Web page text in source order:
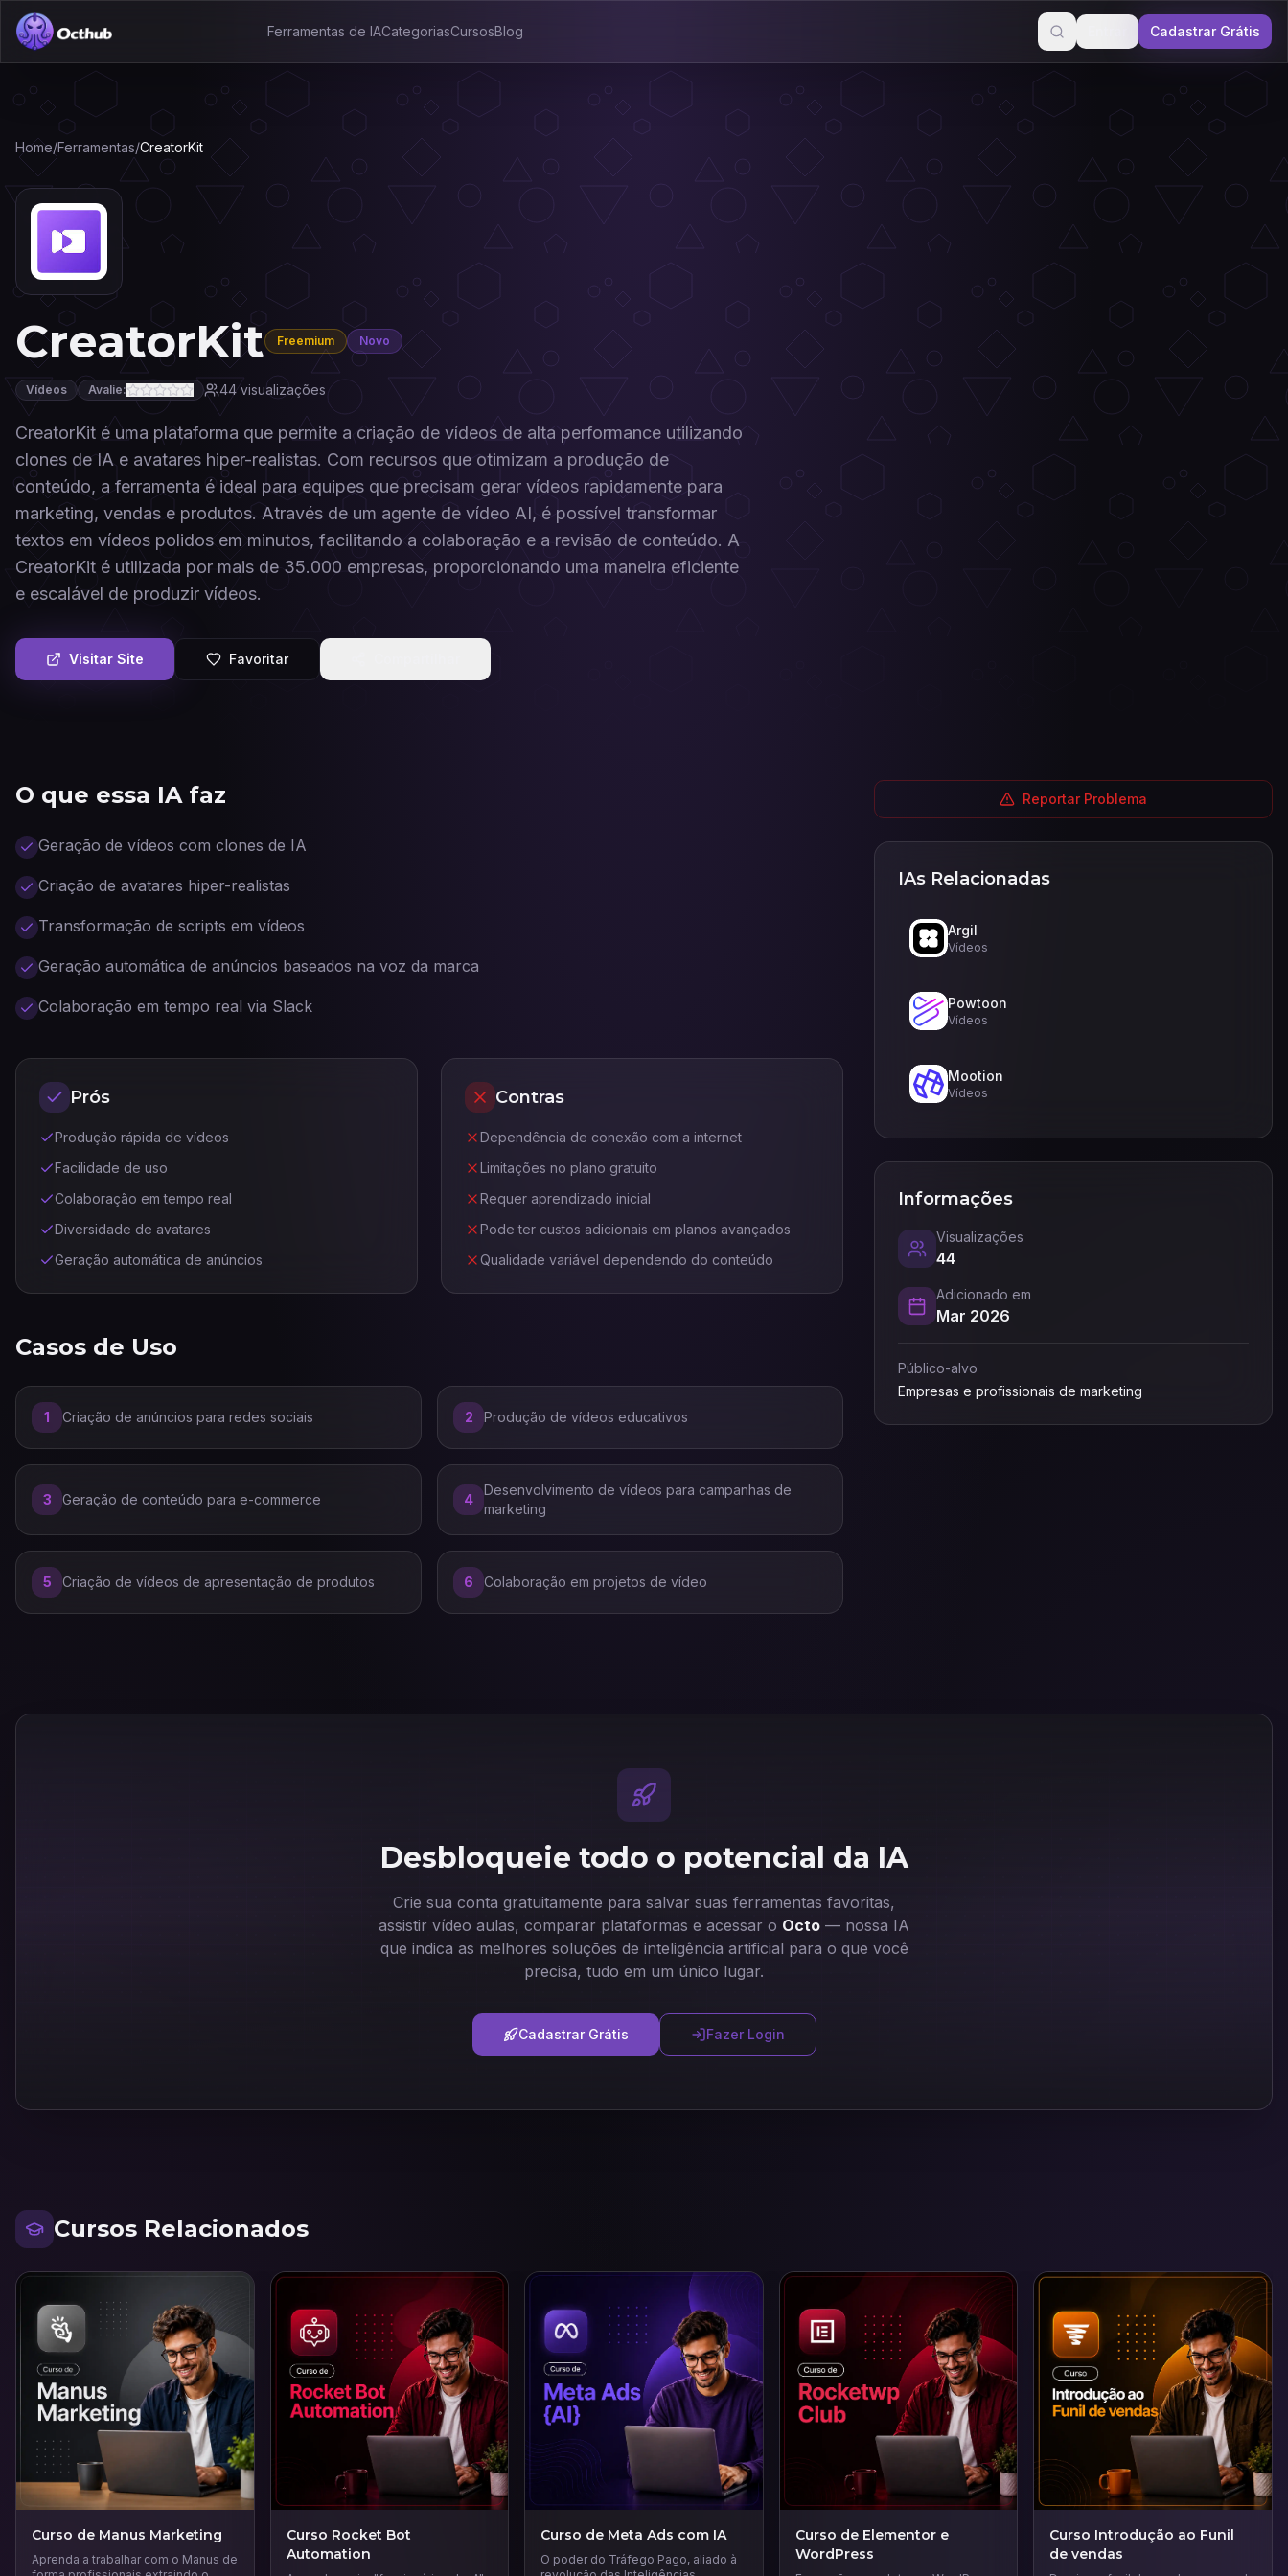
Ferramentas de IACategoriasCursosBlog Cadastrar Grátis
Home/Ferramentas/CreatorKit
CreatorKit Freemium Novo
Vídeos Avalie: 44visualizações
CreatorKit é uma plataforma que permite a criação de vídeos de alta performance utilizando
clones de IA e avatares hiper-realistas. Com recursos que otimizam a produção de
conteúdo, a ferramenta é ideal para equipes que precisam gerar vídeos rapidamente para
marketing, vendas e produtos. Através de um agente de vídeo AI, é possível transformar
textos em vídeos polidos em minutos, facilitando a colaboração e a revisão de conteúdo. A
CreatorKit é utilizada por mais de 35.000 empresas, proporcionando uma maneira eficiente
e escalável de produzir vídeos.
Visitar Site Favoritar
O que essa IA faz
Geração de vídeos com clones de IA
Criação de avatares hiper-realistas
Transformação de scripts em vídeos
Geração automática de anúncios baseados na voz da marca
Colaboração em tempo real via Slack
Prós
Produção rápida de vídeos
Facilidade de uso
Colaboração em tempo real
Diversidade de avatares
Geração automática de anúncios
Contras
Dependência de conexão com a internet
Limitações no plano gratuito
Requer aprendizado inicial
Pode ter custos adicionais em planos avançados
Qualidade variável dependendo do conteúdo
Casos de Uso
1 Criação de anúncios para redes sociais 2 Produção de vídeos educativos
3 Geração de conteúdo para e-commerce 4
Desenvolvimento de vídeos para campanhas de
marketing
5 Criação de vídeos de apresentação de produtos 6 Colaboração em projetos de vídeo
Reportar Problema
IAs Relacionadas
Argil
Vídeos
Powtoon
Vídeos
Mootion
Vídeos
Informações
Visualizações
44
Adicionado em
Mar 2026
Público-alvo
Empresas e profissionais de marketing
Desbloqueie todo o potencial da IA
Crie sua conta gratuitamente para salvar suas ferramentas favoritas,
assistir vídeo aulas, comparar plataformas e acessar o Octo — nossa IA
que indica as melhores soluções de inteligência artificial para o que você
precisa, tudo em um único lugar.
Cadastrar Grátis Fazer Login
Cursos Relacionados
Curso de Manus Marketing
Aprenda a trabalhar com o Manus de
Curso Rocket Bot
Automation
Curso de Meta Ads com IA
O poder do Tráfego Pago, aliado à
Curso de Elementor e
WordPress
Curso Introdução ao Funil
de vendas